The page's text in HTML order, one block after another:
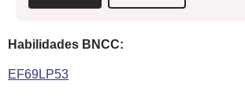
Habilidades BNCC:
EF69LP53